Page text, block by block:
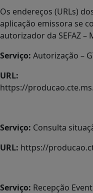
Os endereços (URLs)
aplicação emissora se
autorizador da SEFAZ –
Serviço: Autorização –
URL:
https://
Serviço: Consulta
URL: https://
Serviço: Recepção